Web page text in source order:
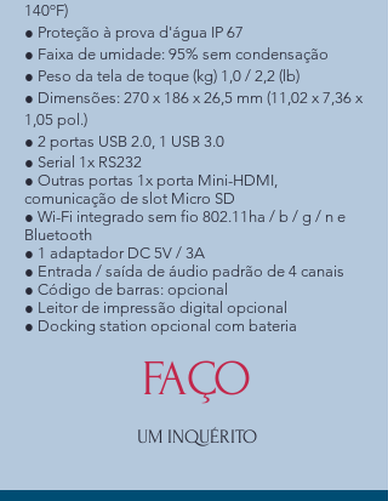
140ºF)
● Proteção à prova d'água IP 67
● Faixa de umidade: 95% sem condensação
● Peso da tela de toque (kg) 1,0 / 2,2 (lb)
● Dimensões: 270 x 186 x 26,5 mm (11,02 x 7,36 x
1,05 pol.)
● 2 portas USB 2.0, 1 USB 3.0
● Serial 1x RS232
● Outras portas 1x porta Mini-HDMI,
comunicação de slot Micro SD
● Wi-Fi integrado sem fio 802.11ha / b / g / n e
Bluetooth
● 1 adaptador DC 5V / 3A
● Entrada / saída de áudio padrão de 4 canais
● Código de barras: opcional
● Leitor de impressão digital opcional
● Docking station opcional com bateria
FAÇO
UM INQUÉRITO